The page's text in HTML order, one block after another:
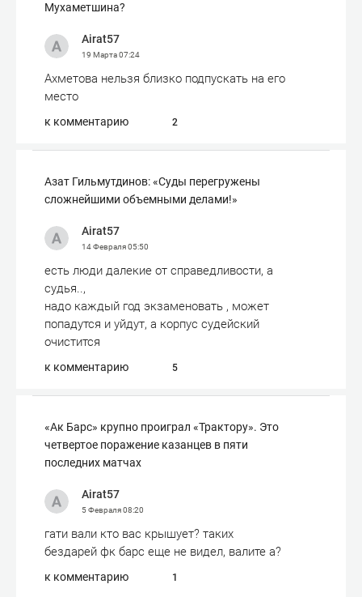
Мухаметшина?
Airat57
19 Марта07:24
Ахметова нельзя близко подпускать на его
место
к комментарию 2
Азат Гильмутдинов: «Суды перегружены
сложнейшими объемными делами!»
Airat57
14 Февраля05:50
есть люди далекие от справедливости, а
судья..,
надо каждый год экзаменовать , может
попадутся и уйдут, а корпус судейский
очистится
к комментарию 5
«Ак Барс» крупно проиграл «Трактору». Это
четвертое поражение казанцев в пяти
последних матчах
Airat57
5 Февраля08:20
гати вали кто вас крышует? таких
бездарей фк барс еще не видел, валите а?
к комментарию 1